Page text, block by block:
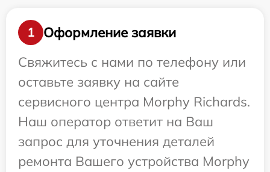
1
Оформление заявки
Свяжитесь с нами по телефону или
оставьте заявку на сайте
сервисного центра Morphy Richards.
Наш оператор ответит на Ваш
запрос для уточнения деталей
ремонта Вашего устройства Morphy